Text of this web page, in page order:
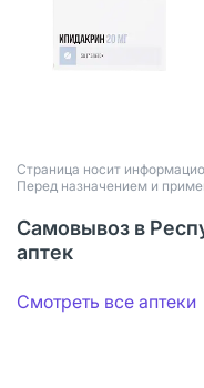
Страница носит
Перед назначением и
Самовывоз в
аптек
Смотреть все аптеки